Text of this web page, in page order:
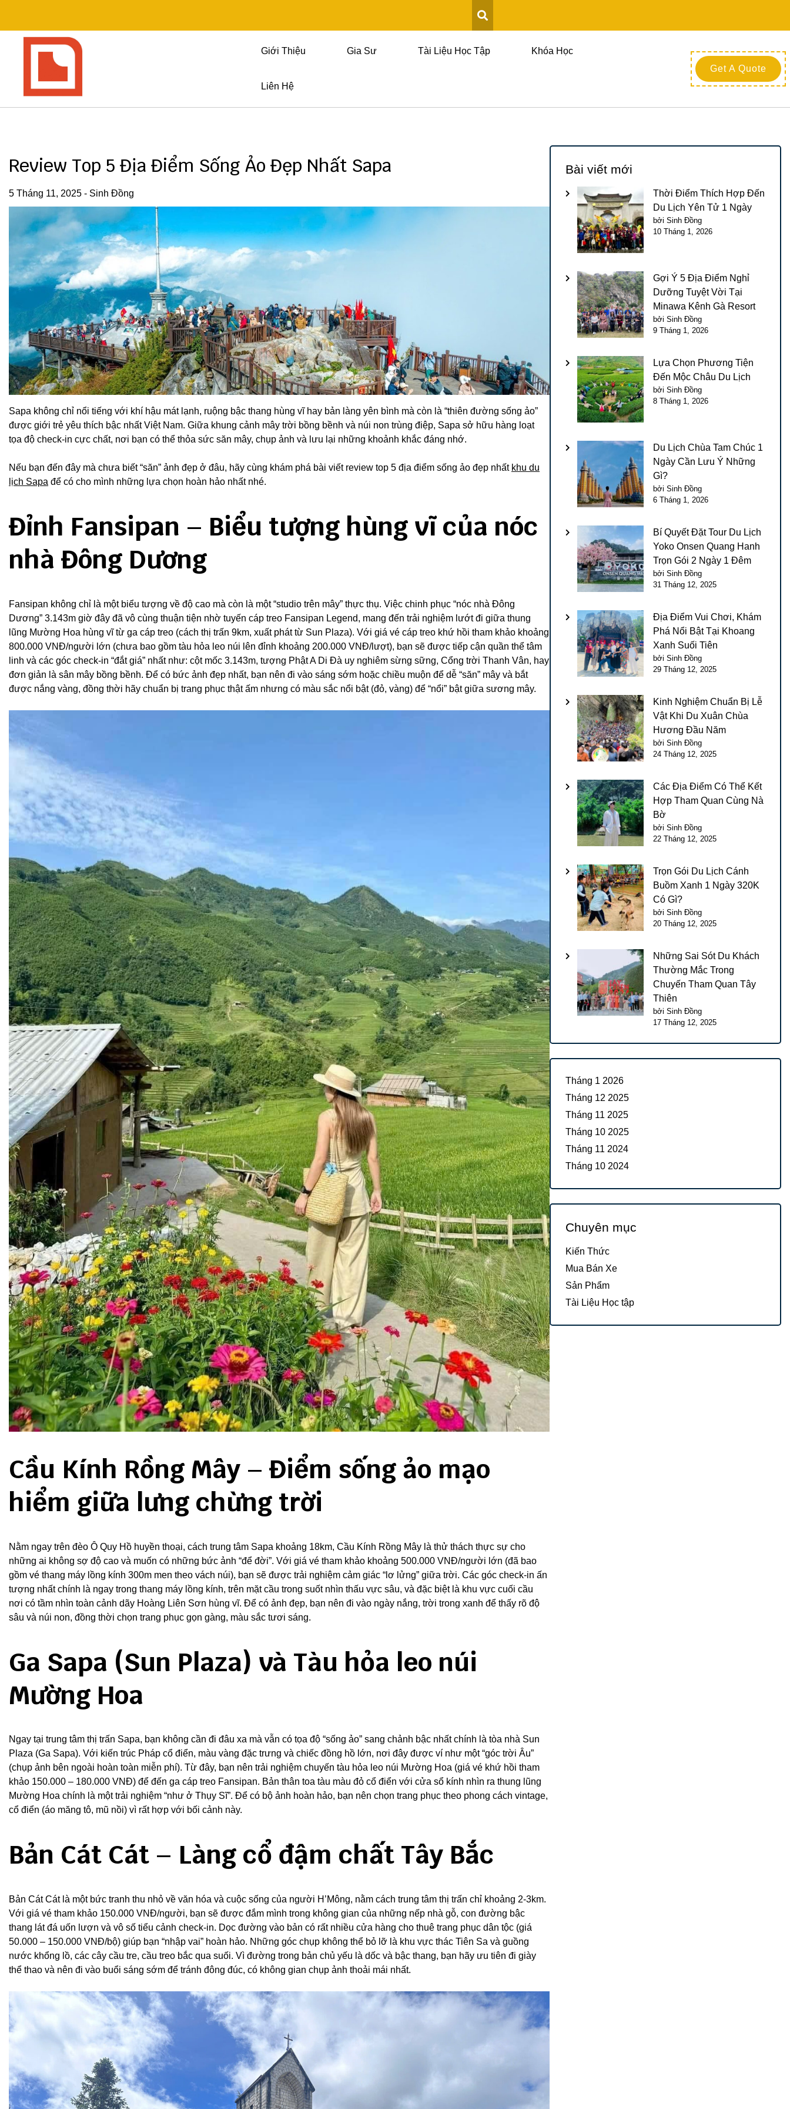
content
Giới Thiệu
Gia Sư Tài Liệu Học Tập Khóa Học
Liên Hệ
Get A Quote
Review Top 5 Địa Điểm Sống Ảo Đẹp Nhất Sapa
5 Tháng 11, 2025 - Sinh Đồng
Sapa không chỉ nổi tiếng với khí hậu mát lạnh, ruộng bậc thang hùng vĩ hay bản làng yên bình mà còn là “thiên đường sống ảo”
được giới trẻ yêu thích bậc nhất Việt Nam. Giữa khung cảnh mây trời bồng bềnh và núi non trùng điệp, Sapa sở hữu hàng loạt
tọa độ check-in cực chất, nơi bạn có thể thỏa sức săn mây, chụp ảnh và lưu lại những khoảnh khắc đáng nhớ.
Nếu bạn đến đây mà chưa biết “săn” ảnh đẹp ở đâu, hãy cùng khám phá bài viết review top 5 địa điểm sống ảo đẹp nhất khu du
lịch Sapa để có cho mình những lựa chọn hoàn hảo nhất nhé.
Đỉnh Fansipan – Biểu tượng hùng vĩ của nóc
nhà Đông Dương
Fansipan không chỉ là một biểu tượng về độ cao mà còn là một “studio trên mây” thực thụ. Việc chinh phục “nóc nhà Đông
Dương” 3.143m giờ đây đã vô cùng thuận tiện nhờ tuyến cáp treo Fansipan Legend, mang đến trải nghiệm lướt đi giữa thung
lũng Mường Hoa hùng vĩ từ ga cáp treo (cách thị trấn 9km, xuất phát từ Sun Plaza). Với giá vé cáp treo khứ hồi tham khảo khoảng
800.000 VNĐ/người lớn (chưa bao gồm tàu hỏa leo núi lên đỉnh khoảng 200.000 VNĐ/lượt), bạn sẽ được tiếp cận quần thể tâm
linh và các góc check-in “đắt giá” nhất như: cột mốc 3.143m, tượng Phật A Di Đà uy nghiêm sừng sững, Cổng trời Thanh Vân, hay
đơn giản là sân mây bồng bềnh. Để có bức ảnh đẹp nhất, bạn nên đi vào sáng sớm hoặc chiều muộn để dễ “săn” mây và bắt
được nắng vàng, đồng thời hãy chuẩn bị trang phục thật ấm nhưng có màu sắc nổi bật (đỏ, vàng) để “nổi” bật giữa sương mây.
Cầu Kính Rồng Mây – Điểm sống ảo mạo
hiểm giữa lưng chừng trời
Nằm ngay trên đèo Ô Quy Hồ huyền thoại, cách trung tâm Sapa khoảng 18km, Cầu Kính Rồng Mây là thử thách thực sự cho
những ai không sợ độ cao và muốn có những bức ảnh “để đời”. Với giá vé tham khảo khoảng 500.000 VNĐ/người lớn (đã bao
gồm vé thang máy lồng kính 300m men theo vách núi), bạn sẽ được trải nghiệm cảm giác “lơ lửng” giữa trời. Các góc check-in ấn
tượng nhất chính là ngay trong thang máy lồng kính, trên mặt cầu trong suốt nhìn thấu vực sâu, và đặc biệt là khu vực cuối cầu
nơi có tầm nhìn toàn cảnh dãy Hoàng Liên Sơn hùng vĩ. Để có ảnh đẹp, bạn nên đi vào ngày nắng, trời trong xanh để thấy rõ độ
sâu và núi non, đồng thời chọn trang phục gọn gàng, màu sắc tươi sáng.
Ga Sapa (Sun Plaza) và Tàu hỏa leo núi
Mường Hoa
Ngay tại trung tâm thị trấn Sapa, bạn không cần đi đâu xa mà vẫn có tọa độ “sống ảo” sang chảnh bậc nhất chính là tòa nhà Sun
Plaza (Ga Sapa). Với kiến trúc Pháp cổ điển, màu vàng đặc trưng và chiếc đồng hồ lớn, nơi đây được ví như một “góc trời Âu”
(chụp ảnh bên ngoài hoàn toàn miễn phí). Từ đây, bạn nên trải nghiệm chuyến tàu hỏa leo núi Mường Hoa (giá vé khứ hồi tham
khảo 150.000 – 180.000 VNĐ) để đến ga cáp treo Fansipan. Bản thân toa tàu màu đỏ cổ điển với cửa sổ kính nhìn ra thung lũng
Mường Hoa chính là một trải nghiệm “như ở Thụy Sĩ”. Để có bộ ảnh hoàn hảo, bạn nên chọn trang phục theo phong cách vintage,
cổ điển (áo măng tô, mũ nồi) vì rất hợp với bối cảnh này.
Bản Cát Cát – Làng cổ đậm chất Tây Bắc
Bản Cát Cát là một bức tranh thu nhỏ về văn hóa và cuộc sống của người H’Mông, nằm cách trung tâm thị trấn chỉ khoảng 2-3km.
Với giá vé tham khảo 150.000 VNĐ/người, bạn sẽ được đắm mình trong không gian của những nếp nhà gỗ, con đường bậc
thang lát đá uốn lượn và vô số tiểu cảnh check-in. Dọc đường vào bản có rất nhiều cửa hàng cho thuê trang phục dân tộc (giá
50.000 – 150.000 VNĐ/bộ) giúp bạn “nhập vai” hoàn hảo. Những góc chụp không thể bỏ lỡ là khu vực thác Tiên Sa và guồng
nước khổng lồ, các cây cầu tre, cầu treo bắc qua suối. Vì đường trong bản chủ yếu là dốc và bậc thang, bạn hãy ưu tiên đi giày
thể thao và nên đi vào buổi sáng sớm để tránh đông đúc, có không gian chụp ảnh thoải mái nhất.
Bài viết mới
Thời Điểm Thích Hợp Đến
Du Lịch Yên Tử 1 Ngày
bởi Sinh Đồng
10 Tháng 1, 2026
Gợi Ý 5 Địa Điểm Nghỉ
Dưỡng Tuyệt Vời Tại
Minawa Kênh Gà Resort
bởi Sinh Đồng
9 Tháng 1, 2026
Lựa Chọn Phương Tiện
Đến Mộc Châu Du Lịch
bởi Sinh Đồng
8 Tháng 1, 2026
Du Lịch Chùa Tam Chúc 1
Ngày Cần Lưu Ý Những
Gì?
bởi Sinh Đồng
6 Tháng 1, 2026
Bí Quyết Đặt Tour Du Lịch
Yoko Onsen Quang Hanh
Trọn Gói 2 Ngày 1 Đêm
bởi Sinh Đồng
31 Tháng 12, 2025
Địa Điểm Vui Chơi, Khám
Phá Nổi Bật Tại Khoang
Xanh Suối Tiên
bởi Sinh Đồng
29 Tháng 12, 2025
Kinh Nghiệm Chuẩn Bị Lễ
Vật Khi Du Xuân Chùa
Hương Đầu Năm
bởi Sinh Đồng
24 Tháng 12, 2025
Các Địa Điểm Có Thể Kết
Hợp Tham Quan Cùng Nà
Bờ
bởi Sinh Đồng
22 Tháng 12, 2025
Trọn Gói Du Lịch Cánh
Buồm Xanh 1 Ngày 320K
Có Gì?
bởi Sinh Đồng
20 Tháng 12, 2025
Những Sai Sót Du Khách
Thường Mắc Trong
Chuyến Tham Quan Tây
Thiên
bởi Sinh Đồng
17 Tháng 12, 2025
Tháng 1 2026
Tháng 12 2025
Tháng 11 2025
Tháng 10 2025
Tháng 11 2024
Tháng 10 2024
Chuyên mục
Kiến Thức
Mua Bán Xe
Sản Phẩm
Tài Liệu Học tập